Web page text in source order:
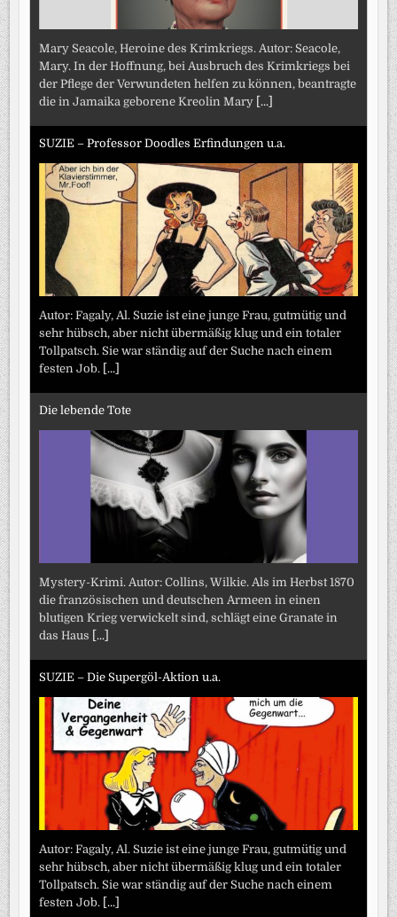
Mary Seacole, Heroine des Krimkriegs. Autor: Seacole,
Mary. In der Hoffnung, bei Ausbruch des Krimkriegs bei
der Pflege der Verwundeten helfen zu können, beantragte
die in Jamaika geborene Kreolin Mary [...]
SUZIE – Professor Doodles Erfindungen u.a.
Autor: Fagaly, Al. Suzie ist eine junge Frau, gutmütig und
sehr hübsch, aber nicht übermäßig klug und ein totaler
Tollpatsch. Sie war ständig auf der Suche nach einem
festen Job. [...]
Die lebende Tote
Mystery-Krimi. Autor: Collins, Wilkie. Als im Herbst 1870
die französischen und deutschen Armeen in einen
blutigen Krieg verwickelt sind, schlägt eine Granate in
das Haus [...]
SUZIE – Die Supergöl-Aktion u.a.
Autor: Fagaly, Al. Suzie ist eine junge Frau, gutmütig und
sehr hübsch, aber nicht übermäßig klug und ein totaler
Tollpatsch. Sie war ständig auf der Suche nach einem
festen Job. [...]